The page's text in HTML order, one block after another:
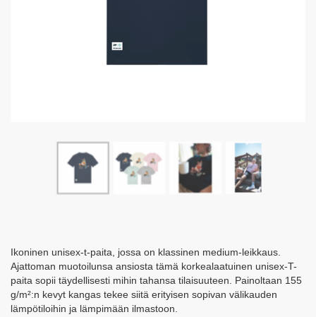
Ikoninen unisex-t-paita, jossa on klassinen medium-leikkaus.
Ajattoman muotoilunsa ansiosta tämä korkealaatuinen unisex-T-
paita sopii täydellisesti mihin tahansa tilaisuuteen. Painoltaan 155
g/m²:n kevyt kangas tekee siitä erityisen sopivan välikauden
lämpötiloihin ja lämpimään ilmastoon.